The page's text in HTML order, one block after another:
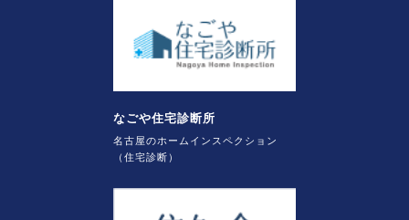
なごや住宅診断所
名古屋のホームインスペクション
（住宅診断）